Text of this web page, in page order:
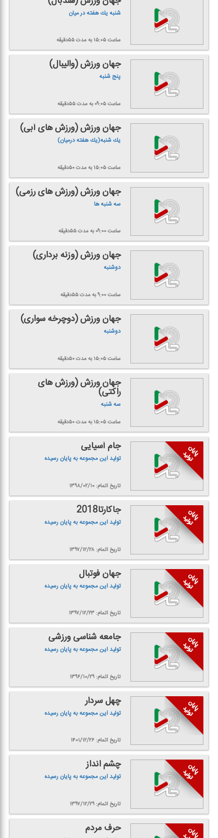
شنبه یك هفته در میان
ساعت ۱۵:۰۵ به مدت ۵۵دقیقه
جهان ورزش (والیبال)
پنج شنبه
ساعت ۰۹:۰۵ به مدت ۵۵دقیقه
جهان ورزش (ورزش های آبی)
یك شنبه(یك هفته درمیان)
ساعت ۱۵:۰۵ به مدت ۵۰دقیقه
جهان ورزش (ورزش های رزمی)
سه شنبه ها
ساعت ۰۹:۰۰ به مدت ۵۵دقیقه
جهان ورزش (وزنه برداری)
دوشنبه
ساعت ۹:۰۰ به مدت ۵۵دقیقه
جهان ورزش (دوچرخه سواری)
دوشنبه
ساعت ۱۵:۰۵ به مدت ۵۰دقیقه
جهان ورزش (ورزش های
راكتی)
سه شنبه
ساعت ۱۵:۰۵ به مدت ۵۰دقیقه
جام آسیایی
تولید این مجموعه به پایان رسیده
تاریخ اتمام: ۱۳۹۸/۰۲/۱۰
جاكارتا2018
تولید این مجموعه به پایان رسیده
تاریخ اتمام: ۱۳۹۷/۱۲/۲۸
جهان فوتبال
تولید این مجموعه به پایان رسیده
تاریخ اتمام: ۱۳۹۷/۱۲/۲۳
جامعه شناسی ورزشی
تولید این مجموعه به پایان رسیده
تاریخ اتمام: ۱۳۹۶/۱۰/۲۹
چهل سردار
تولید این مجموعه به پایان رسیده
تاریخ اتمام: ۱۴۰۱/۱۲/۲۶
چشم انداز
تولید این مجموعه به پایان رسیده
تاریخ اتمام: ۱۳۹۷/۱۲/۲۹
حرف مردم